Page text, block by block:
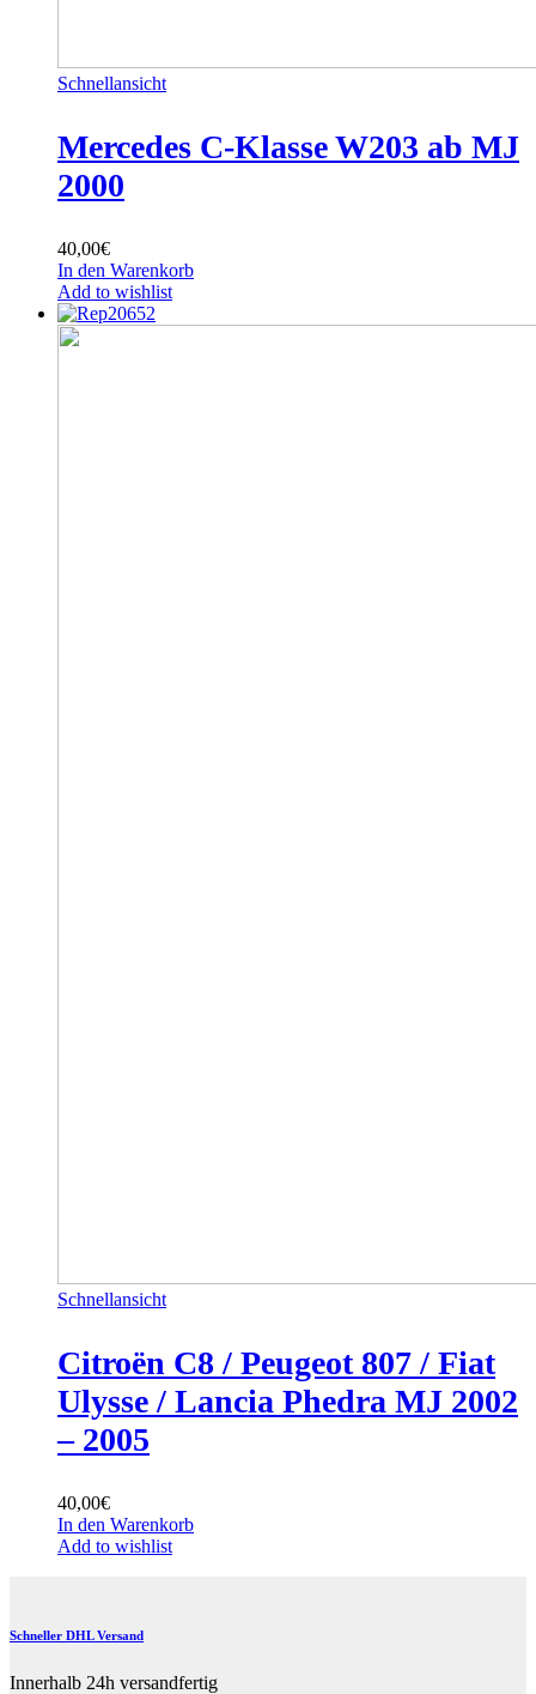
Schnellansicht
Mercedes C-Klasse W203 ab MJ
2000
40,00€
In den Warenkorb
Add to wishlist
Schnellansicht
Citroën C8 / Peugeot 807 / Fiat
Ulysse / Lancia Phedra MJ 2002
– 2005
40,00€
In den Warenkorb
Add to wishlist
Schneller DHL Versand
Innerhalb 24h versandfertig